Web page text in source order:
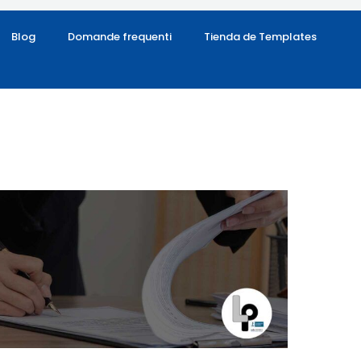
Blog Domande frequenti Tienda de Templates